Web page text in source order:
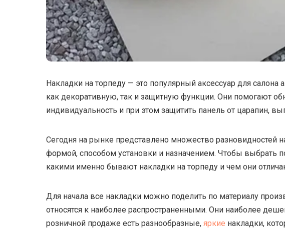
Накладки на торпеду — это популярный аксессуар для салона
как декоративную, так и защитную функции. Они помогают
индивидуальность и при этом защитить панель от царапин,
Сегодня на рынке представлено множество разновидностей
формой, способом установки и назначением. Чтобы выбрать
какими именно бывают накладки на торпеду и чем они
Для начала все накладки можно поделить по материалу
относятся к наиболее распространенными. Они наиболее
розничной продаже есть разнообразные, яркие накладки,